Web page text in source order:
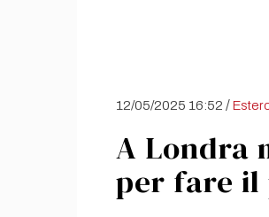
12/05/2025 16:52 /
A Londra
per fare il